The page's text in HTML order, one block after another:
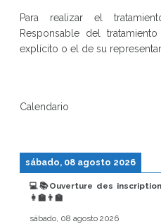
Para realizar el
Responsable del
explícito o el de su
Calendario
sábado, 08 agosto 2026
💻📚Ouverture des
👩‍🏫👨‍🏫
sábado, 08 agosto 2026